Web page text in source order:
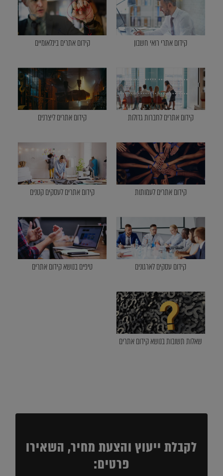
קידום אתרי רואי חשבון קידום אתרים בינלאומיים
קידום אתרים לחברות גדולות קידום אתרים ליצרנים
קידום אתרים לעמותות קידום אתרים לעסקים קטנים
קידום עסקים לארגונים טיפים בנושא קידום אתרים
שאלות תשובות בנושא קידום אתרים
לקבלת ייעוץ והצעת מחיר, השאירו
פרטים: